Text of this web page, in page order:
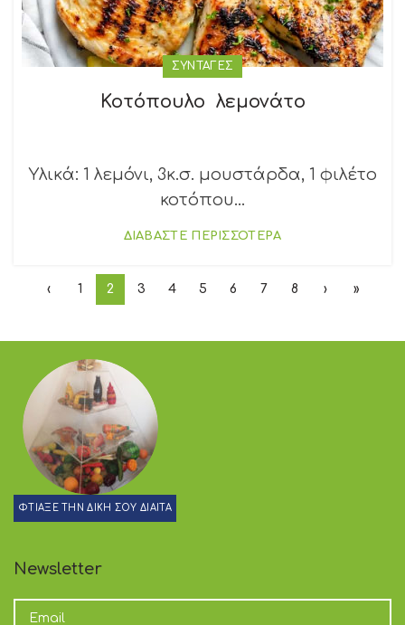
ΣΥΝΤΑΓΕΣ
Κοτόπουλο λεμονάτο
Υλικά: 1 λεμόνι, 3κ.σ. μουστάρδα, 1 φιλέτο
κοτόπου...
ΔΙΑΒΑΣΤΕ ΠΕΡΙΣΣΟΤΕΡΑ
‹ 1 2 3 4 5 6 7 8 › »
ΦΤΙΑΞΕ ΤΗΝ ΔΙΚΗ ΣΟΥ ΔΙΑΙΤΑ
Newsletter